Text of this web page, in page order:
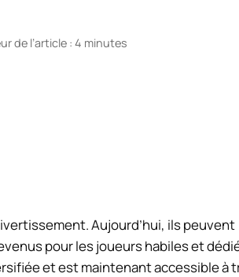
de l’article : 4 minutes
Aujourd’hui, ils peuvent
pour les joueurs habiles et
et est maintenant accessible à